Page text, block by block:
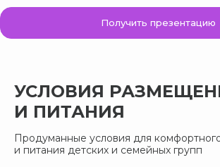
Получить презентацию
УСЛОВИЯ
И ПИТАНИЯ
Продуманные условия для
и питания детских и семейных групп